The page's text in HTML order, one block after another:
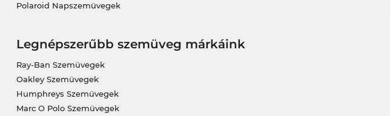
Polaroid Napszemüvegek
Legnépszerűbb szemüveg márkáink
Ray-Ban Szemüvegek
Oakley Szemüvegek
Humphreys Szemüvegek
Marc O Polo Szemüvegek